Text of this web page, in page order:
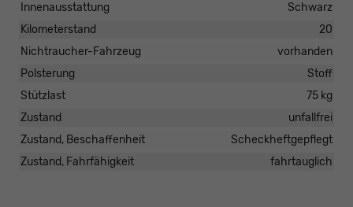
Innenausstattung
Schwarz
Kilometerstand
20
Nichtraucher-Fahrzeug
vorhanden
Polsterung
Stoff
Stützlast
75 kg
Zustand
unfallfrei
Zustand, Beschaffenheit
Scheckheftgepflegt
Zustand, Fahrfähigkeit
fahrtauglich